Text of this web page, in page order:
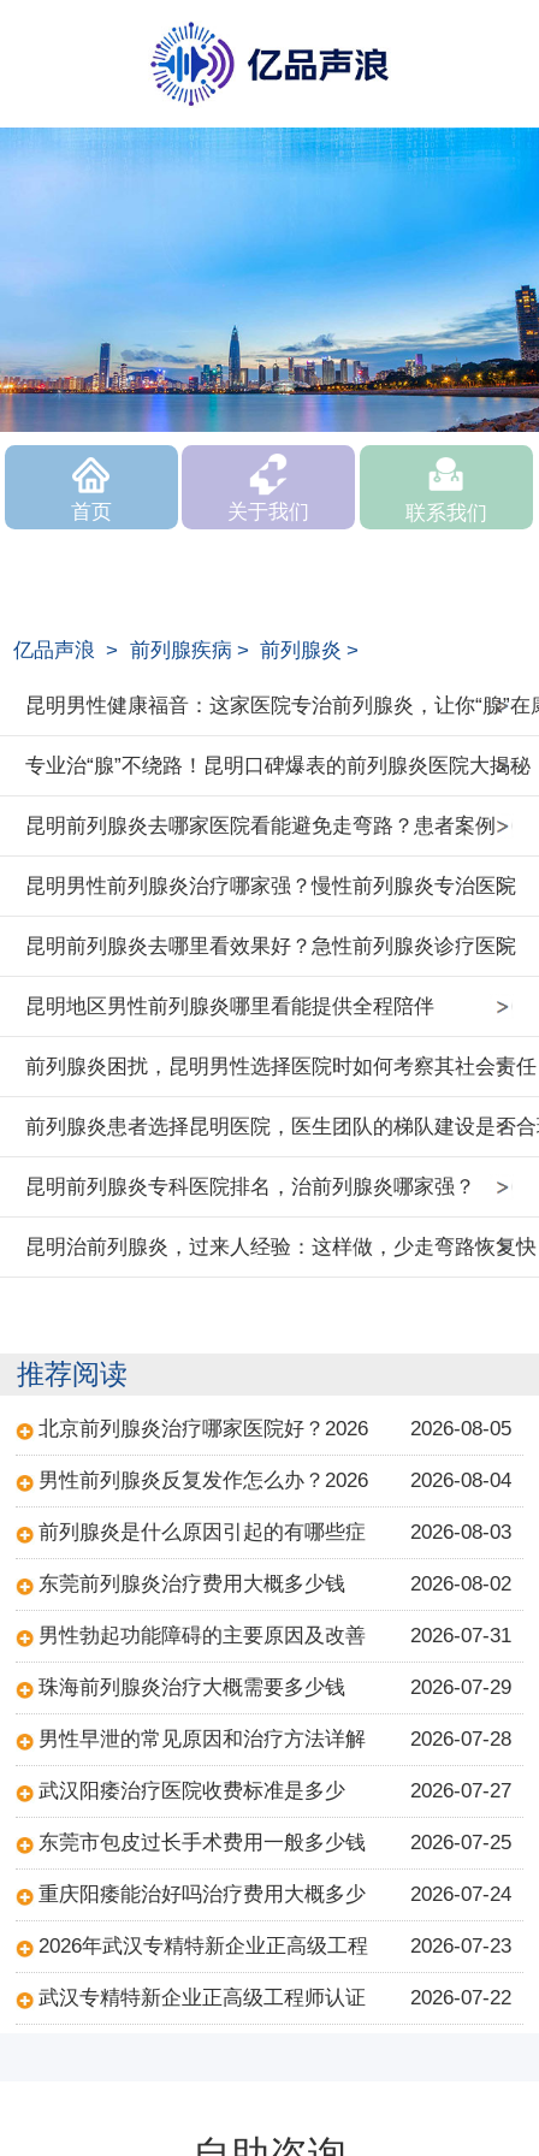
首页 关于我们 联系我们
亿品声浪 > 前列腺疾病 > 前列腺炎 >
昆明男性健康福音：这家医院专治前列腺炎，让你“腺”在
专业治“腺”不绕路！昆明口碑爆表的前列腺炎医院大揭秘
昆明前列腺炎去哪家医院看能避免走弯路？患者案例
昆明男性前列腺炎治疗哪家强？慢性前列腺炎专治医院
昆明前列腺炎去哪里看效果好？急性前列腺炎诊疗医院
昆明地区男性前列腺炎哪里看能提供全程陪伴
前列腺炎困扰，昆明男性选择医院时如何考察其社会责
前列腺炎患者选择昆明医院，医生团队的梯队建设是否
昆明前列腺炎专科医院排名，治前列腺炎哪家强？
昆明治前列腺炎，过来人经验：这样做，少走弯路恢复快
推荐阅读
北京前列腺炎治疗哪家医院好？2026 2026-08-05
男性前列腺炎反复发作怎么办？2026 2026-08-04
前列腺炎是什么原因引起的有哪些症 2026-08-03
东莞前列腺炎治疗费用大概多少钱 2026-08-02
男性勃起功能障碍的主要原因及改善 2026-07-31
珠海前列腺炎治疗大概需要多少钱 2026-07-29
男性早泄的常见原因和治疗方法详解 2026-07-28
武汉阳痿治疗医院收费标准是多少 2026-07-27
东莞市包皮过长手术费用一般多少钱 2026-07-25
重庆阳痿能治好吗治疗费用大概多少 2026-07-24
2026年武汉专精特新企业正高级工程 2026-07-23
武汉专精特新企业正高级工程师认证 2026-07-22